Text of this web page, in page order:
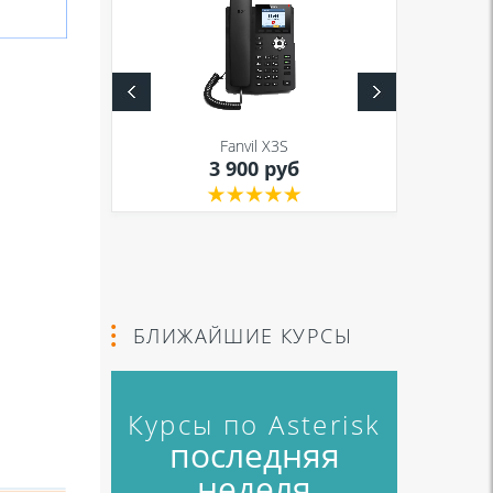
Fanvil X3S
3 900 руб
БЛИЖАЙШИЕ КУРСЫ
Курсы по Asterisk
последняя